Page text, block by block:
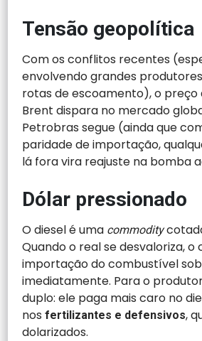
Tensão geopolítica
Com os conflitos recentes
envolvendo grandes
rotas de escoamento), o
Brent dispara no mercado
Petrobras segue (ainda que
paridade de importação,
lá fora vira reajuste na bomba
Dólar pressionado
O diesel é uma commodity
Quando o real se desvaloriza, o
importação do combustível
imediatamente. Para o
duplo: ele paga mais caro no
nosfertilizantes e defensivos,
dolarizados.